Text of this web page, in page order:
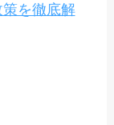
を徹底解